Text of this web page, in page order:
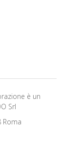
è un
Srl
Roma